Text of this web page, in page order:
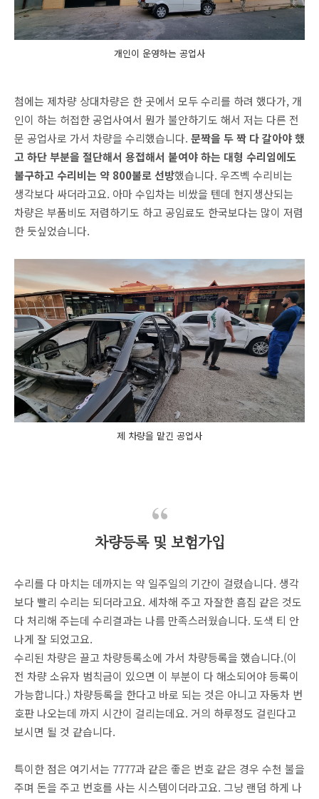
개인이 운영하는 공업사
첨에는 제차량 상대차량은 한 곳에서 모두 수리를 하려 했다가, 개
인이 하는 허접한 공업사여서 뭔가 불안하기도 해서 저는 다른 전
문 공업사로 가서 차량을 수리했습니다. 문짝을 두 짝 다 갈아야 했
고 하단 부분을 절단해서 용접해서 붙여야 하는 대형 수리임에도
불구하고 수리비는 약 800불로 선방했습니다. 우즈벡 수리비는
생각보다 싸더라고요. 아마 수입차는 비쌌을 텐데 현지생산되는
차량은 부품비도 저렴하기도 하고 공임료도 한국보다는 많이 저렴
한 듯싶었습니다.
제 차량을 맡긴 공업사
차량등록 및 보험가입
수리를 다 마치는 데까지는 약 일주일의 기간이 걸렸습니다. 생각
보다 빨리 수리는 되더라고요. 세차해 주고 자잘한 흠집 같은 것도
다 처리해 주는데 수리결과는 나름 만족스러웠습니다. 도색 티 안
나게 잘 되었고요.
수리된 차량은 끌고 차량등록소에 가서 차량등록을 했습니다.(이
전 차량 소유자 범칙금이 있으면 이 부분이 다 해소되어야 등록이
가능합니다.) 차량등록을 한다고 바로 되는 것은 아니고 자동차 번
호판 나오는데 까지 시간이 걸리는데요. 거의 하루정도 걸린다고
보시면 될 것 같습니다.
특이한 점은 여기서는 7777과 같은 좋은 번호 같은 경우 수천 불을
주며 돈을 주고 번호를 사는 시스템이더라고요. 그냥 랜덤 하게 나